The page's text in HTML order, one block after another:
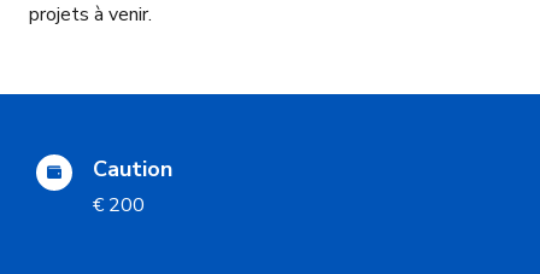
projets à venir.
Caution
€ 200